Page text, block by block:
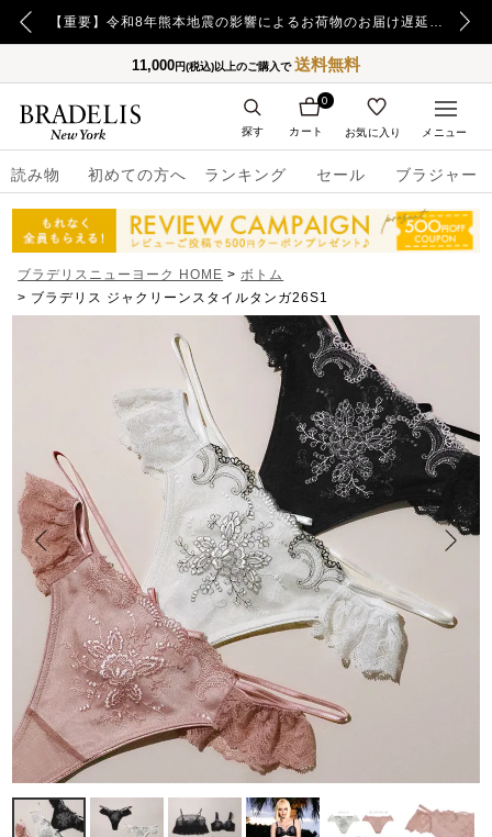
【重要】日本郵便の障害による配送への影響についてのお詫び
11,000円(税込)以上のご購入で送料無料
読み物 初めての方へ ランキング セール ブラジャー
カート
0
お気に入り
探す メニュー
ブラデリスニューヨーク HOME
ボトム
ブラデリス ジャクリーンスタイルタンガ26S1